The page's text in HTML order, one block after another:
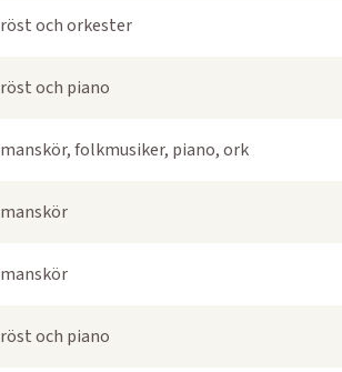
röst och orkester
röst och piano
manskör, folkmusiker, piano, ork
manskör
manskör
röst och piano